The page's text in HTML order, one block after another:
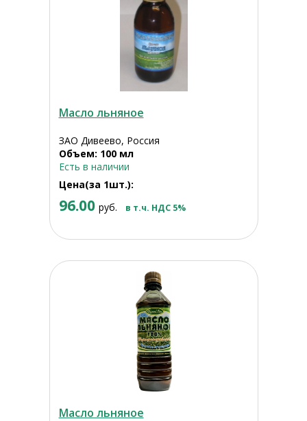
Масло льняное
ЗАО Дивеево, Россия
Объем: 100 мл
Есть в наличии
Цена(за 1шт.):
96.00 руб. в т.ч. НДС 5%
Масло льняное